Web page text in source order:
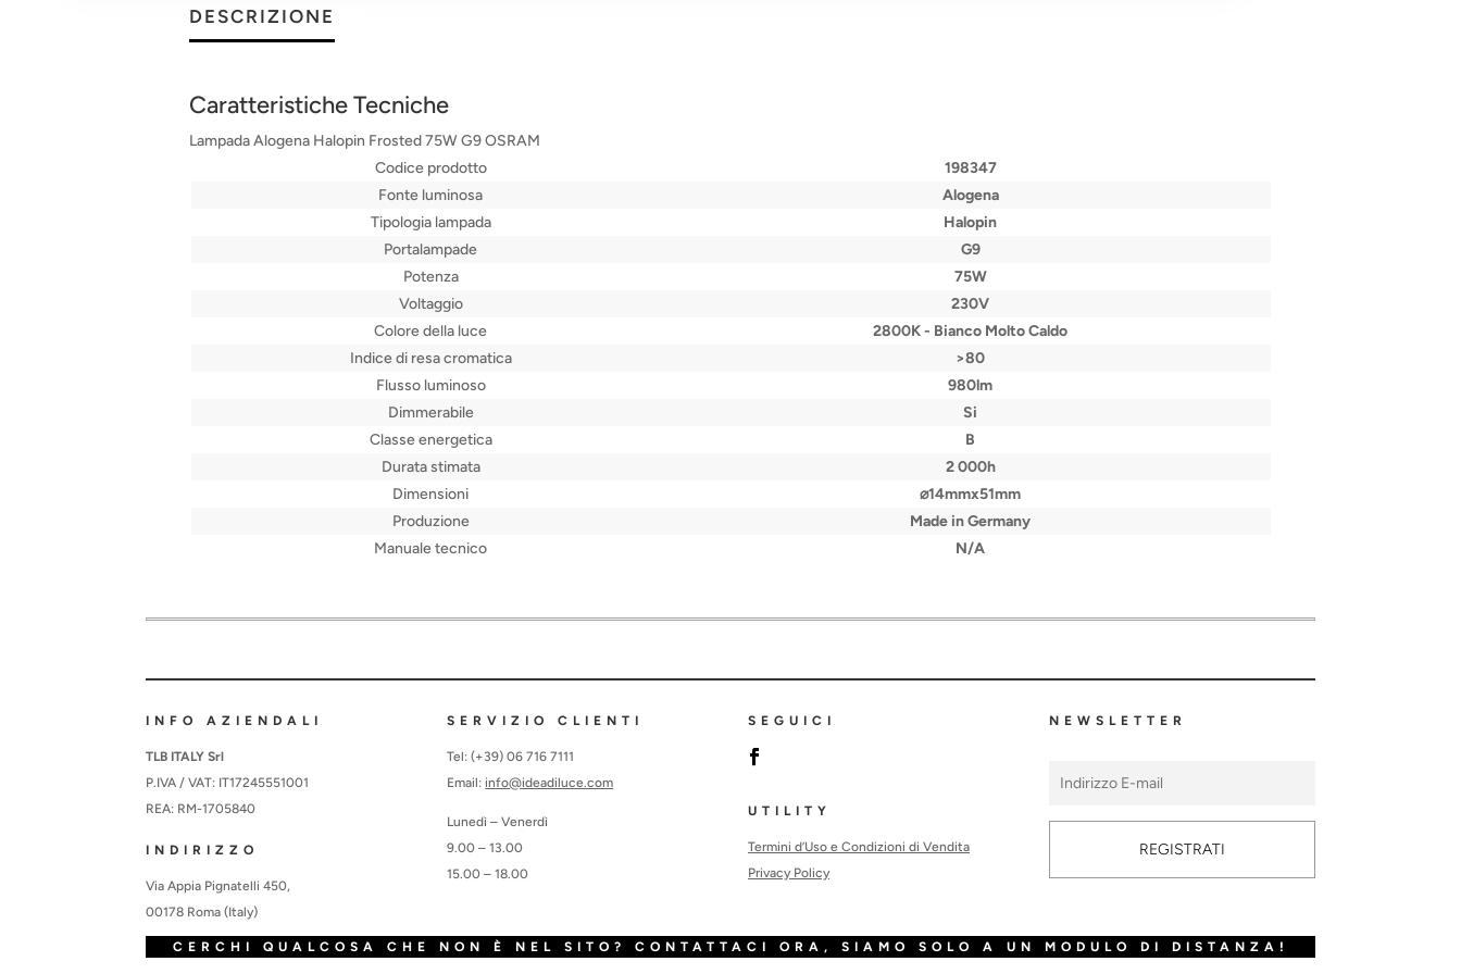
DESCRIZIONE
Caratteristiche Tecniche
Lampada Alogena Halopin Frosted 75W G9 OSRAM
Codice prodotto
198347
Fonte luminosa
Alogena
Tipologia lampada
Halopin
Portalampade
G9
Potenza
75W
Voltaggio
230V
Colore della luce
2800K - Bianco Molto Caldo
Indice di resa cromatica
>80
Flusso luminoso
980lm
Dimmerabile
Si
Classe energetica
B
Durata stimata
2 000h
Dimensioni
⌀14mmx51mm
Produzione
Made in Germany
Manuale tecnico
N/A
INFO AZIENDALI
TLB ITALY Srl
P.IVA / VAT: IT17245551001
REA: RM-1705840
INDIRIZZO
Via Appia Pignatelli 450,
00178 Roma (Italy)
SERVIZIO CLIENTI
Tel: (+39) 06 716 7111
Email: info@ideadiluce.com
Lunedì – Venerdì
9.00 – 13.00
15.00 – 18.00
SEGUICI
UTILITY
Termini d’Uso e Condizioni di Vendita
Privacy Policy
NEWSLETTER
REGISTRATI
CERCHI QUALCOSA CHE NON È NEL SITO? CONTATTACI ORA, SIAMO SOLO A UN MODULO DI DISTANZA!